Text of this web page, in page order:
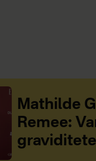
Mathilde
Remee: